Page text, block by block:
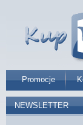
Promocje
NEWSLETTER